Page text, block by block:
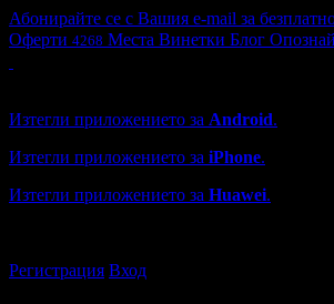
Абонирайте се с Вашия e-mail за
Оферти 4268 Места Винетки Блог
Изтегли приложението за Android.
Изтегли приложението за iPhone.
Изтегли приложението за Huawei.
Регистрация Вход